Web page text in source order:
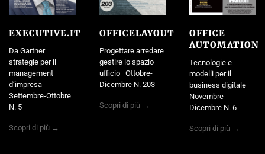
EXECUTIVE.IT
Da Gartner
strategie per il
management
d’impresa
Settembre-Ottobre
N. 5
Scopri di più →
OFFICELAYOUT
Progettare arredare
gestire lo spazio
ufficio Ottobre-
Dicembre N. 203
Scopri di più →
OFFICE
AUTOMATION
Tecnologie e
modelli per il
business digitale
Novembre-
Dicembre N. 6
Scopri di più →